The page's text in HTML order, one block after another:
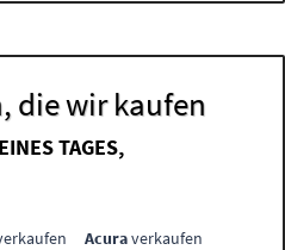
die wir kaufen
TAGES,
Acuraverkaufen